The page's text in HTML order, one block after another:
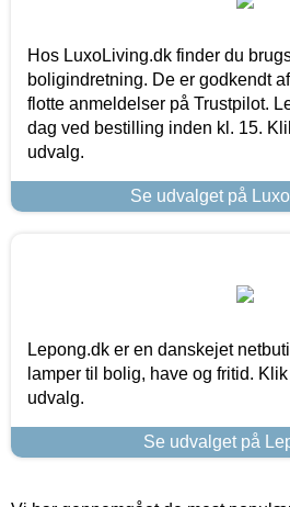
Hos LuxoLiving.dk finder du
boligindretning. De er godkendt
flotte anmeldelser på Trustpilot.
dag ved bestilling inden kl. 15.
udvalg.
Se udvalget på
Lepong.dk er en danskejet
lamper til bolig, have og fritid.
udvalg.
Se udvalget på